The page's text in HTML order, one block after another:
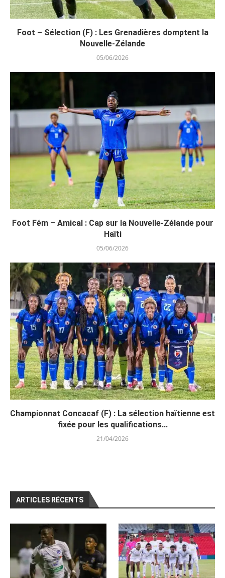
Foot – Sélection (F) : Les Grenadières domptent la
Nouvelle-Zélande
05/06/2026
Foot Fém – Amical : Cap sur la Nouvelle-Zélande pour
Haïti
05/06/2026
Championnat Concacaf (F) : La sélection haïtienne est
fixée pour les qualifications...
21/04/2026
ARTICLES RÉCENTS